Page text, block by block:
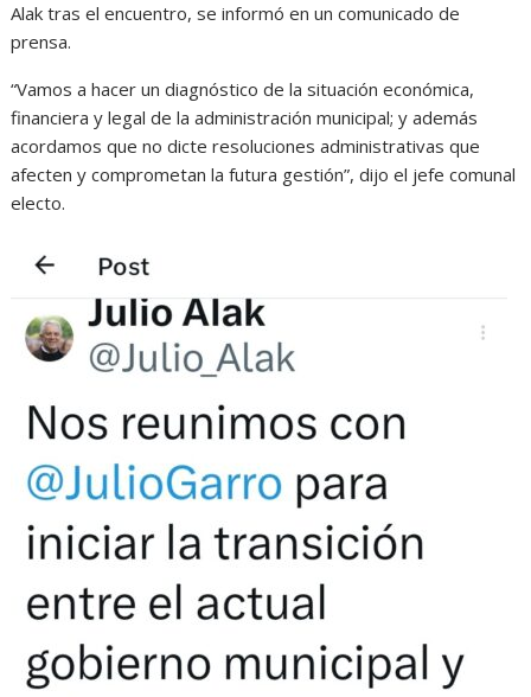
Alak tras el encuentro, se informó en un comunicado de
prensa.
“Vamos a hacer un diagnóstico de la situación económica,
financiera y legal de la administración municipal; y además
acordamos que no dicte resoluciones administrativas que
afecten y comprometan la futura gestión”, dijo el jefe comunal
electo.